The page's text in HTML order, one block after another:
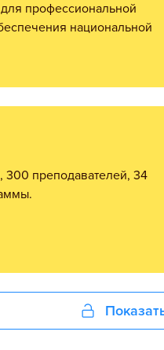
профессиональной
национальной